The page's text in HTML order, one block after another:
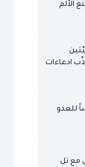
الألم
ادعاءات
للعدو
مع تل